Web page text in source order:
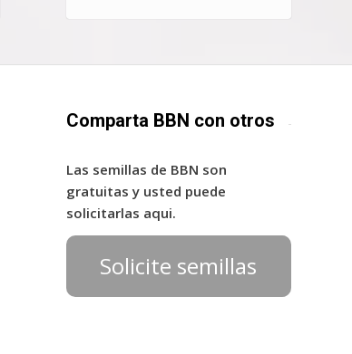
Comparta BBN con otros
Las semillas de BBN son
gratuitas y usted puede
solicitarlas aqui.
Solicite semillas